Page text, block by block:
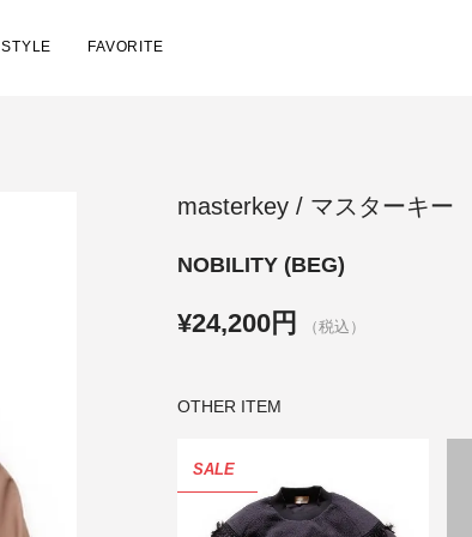
STYLE FAVORITE
masterkey / マスターキー
NOBILITY (BEG)
¥24,200円 （税込）
OTHER ITEM
SALE